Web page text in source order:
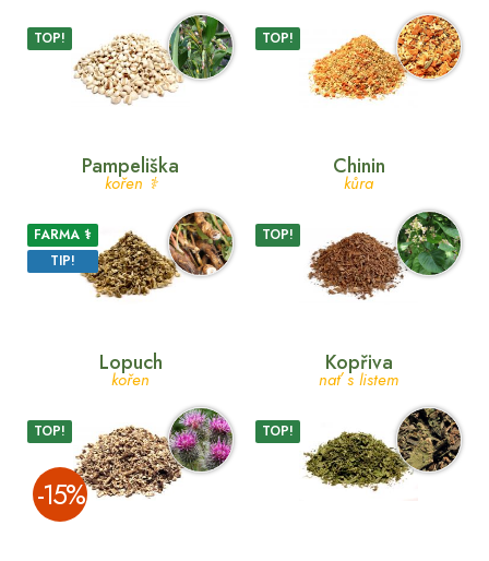
TOP! TOP!
Pampeliška
kořen ⚕
FARMA ⚕
TIP!
Chinin
kůra
TOP!
Lopuch
kořen
TOP!
­-15%
Kopřiva
nať s listem
TOP!